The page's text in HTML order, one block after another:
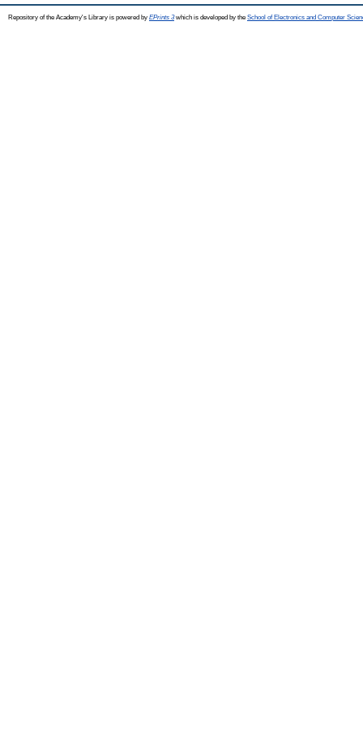
Repository of the Academy's Library is powered by EPrints 3which is developed by the School of Electronics and Computer